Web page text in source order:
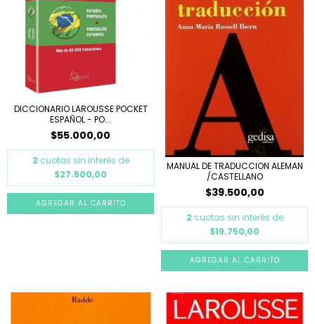
DICCIONARIO LAROUSSE POCKET
ESPAÑOL - PO...
$55.000,00
2 cuotas sin interés de
$27.500,00
MANUAL DE TRADUCCION ALEMAN
/CASTELLANO
$39.500,00
2 cuotas sin interés de
$19.750,00